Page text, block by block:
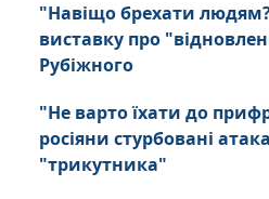
"Навіщо брехати
виставку про
Рубіжного
"Не варто їхати до
росіяни стурбовані
"трикутника"